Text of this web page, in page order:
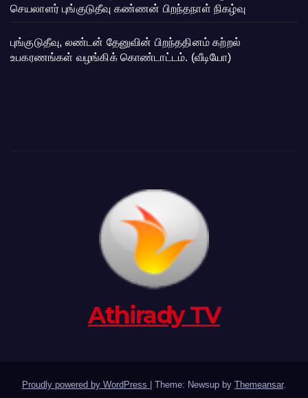
செயலாளர் புங்குடுதீவு கண்ணன் பிறந்தநாள் நிகழ்வு
புங்குடுதீவு, லண்டன் தேனுவின் பிறந்ததினம் கற்றல்
உபகரணங்கள் வழங்கிக் கொண்டாட்டம். (வீடியோ)
Athirady TV
Proudly powered by WordPress Theme: Newsup by Themeansar.